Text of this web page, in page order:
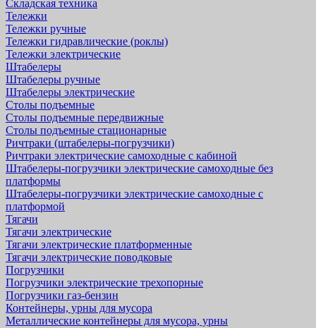
Складская техника
Тележки
Тележки ручные
Тележки гидравлические (роклы)
Тележки электрические
Штабелеры
Штабелеры ручные
Штабелеры электрические
Столы подъемные
Столы подъемные передвижные
Столы подъемные стационарные
Ричтраки (штабелеры-погрузчики)
Ричтраки электрические самоходные с кабиной
Штабелеры-погрузчики электрические самоходные без
платформы
Штабелеры-погрузчики электрические самоходные с
платформой
Тягачи
Тягачи электрические
Тягачи электрические платформенные
Тягачи электрические поводковые
Погрузчики
Погрузчики электрические трехопорные
Погрузчики газ-бензин
Контейнеры, урны для мусора
Металлические контейнеры для мусора, урны